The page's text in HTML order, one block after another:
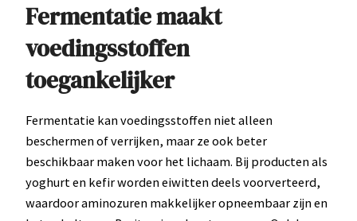
Fermentatie maakt
voedingsstoffen
toegankelijker
Fermentatie kan voedingsstoffen niet alleen
beschermen of verrijken, maar ze ook beter
beschikbaar maken voor het lichaam. Bij producten als
yoghurt en kefir worden eiwitten deels voorverteerd,
waardoor aminozuren makkelijker opneembaar zijn en